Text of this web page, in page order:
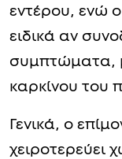
εντέρου, ενώ
ειδικά αν
συμπτώματα,
καρκίνου του
Γενικά, ο
χειροτερεύει